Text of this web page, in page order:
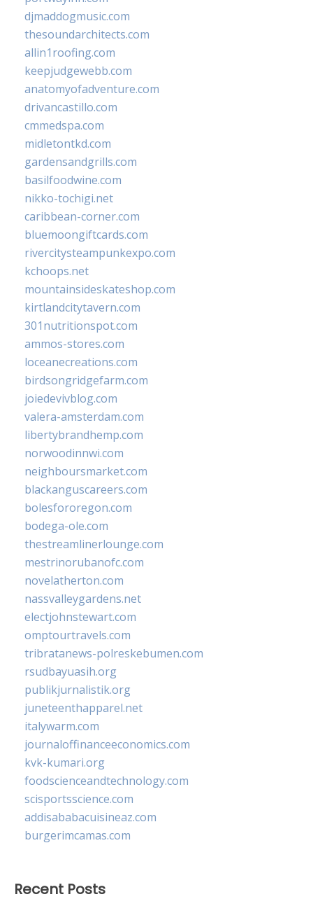
djmaddogmusic.com
thesoundarchitects.com
allin1roofing.com
keepjudgewebb.com
anatomyofadventure.com
drivancastillo.com
cmmedspa.com
midletontkd.com
gardensandgrills.com
basilfoodwine.com
nikko-tochigi.net
caribbean-corner.com
bluemoongiftcards.com
rivercitysteampunkexpo.com
kchoops.net
mountainsideskateshop.com
kirtlandcitytavern.com
301nutritionspot.com
ammos-stores.com
loceanecreations.com
birdsongridgefarm.com
joiedevivblog.com
valera-amsterdam.com
libertybrandhemp.com
norwoodinnwi.com
neighboursmarket.com
blackanguscareers.com
bolesfororegon.com
bodega-ole.com
thestreamlinerlounge.com
mestrinorubanofc.com
novelatherton.com
nassvalleygardens.net
electjohnstewart.com
omptourtravels.com
tribratanews-polreskebumen.com
rsudbayuasih.org
publikjurnalistik.org
juneteenthapparel.net
italywarm.com
journaloffinanceeconomics.com
kvk-kumari.org
foodscienceandtechnology.com
scisportsscience.com
addisababacuisineaz.com
burgerimcamas.com
Recent Posts